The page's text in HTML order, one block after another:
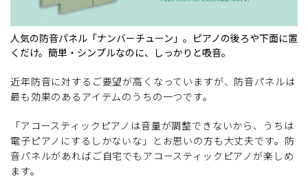
人気の防音パネル「ナンバーチューン」。ピアノの後ろや下面に置
くだけ。簡単・シンプルなのに、しっかりと吸音。
近年防音に対するご要望が高くなっていますが、防音パネルは
最も効果のあるアイテムのうちの一つです。
「アコースティックピアノは音量が調整できないから、うちは
電子ピアノにするしかないな」とお思いの方も大丈夫です。防
音パネルがあればご自宅でもアコースティックピアノが楽しめ
ます。